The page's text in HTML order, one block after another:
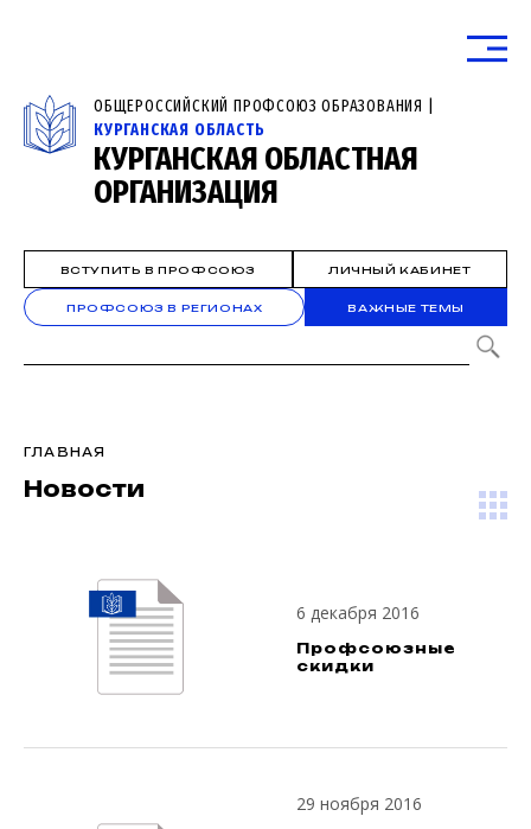
ОБЩЕРОССИЙСКИЙ ПРОФСОЮЗ ОБРАЗОВАНИЯ |
КУРГАНСКАЯ ОБЛАСТЬ
КУРГАНСКАЯ ОБЛАСТНАЯ
ОРГАНИЗАЦИЯ
ВСТУПИТЬ В ПРОФСОЮЗ ЛИЧНЫЙ КАБИНЕТ
ПРОФСОЮЗ В РЕГИОНАХ ВАЖНЫЕ ТЕМЫ
ГЛАВНАЯ
Новости
6 декабря 2016
Профсоюзные
скидки
29 ноября 2016